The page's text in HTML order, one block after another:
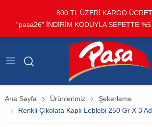
800 TL ÜZERİ KARGO
"pasa26" İNDİRİM KODUYLA SEPETTE
Ana Sayfa Ürünlerimiz
Şekerleme
Renkli Çikolata Kaplı Leblebi 250 Gr X 3